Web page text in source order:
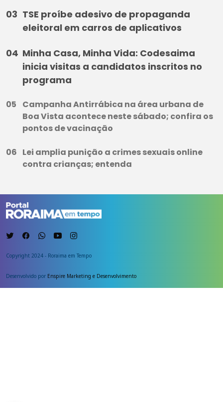
TSE proíbe adesivo de propaganda
eleitoral em carros de aplicativos
Minha Casa, Minha Vida: Codesaima
inicia visitas a candidatos inscritos no
programa
Campanha Antirrábica na área urbana de
Boa Vista acontece neste sábado; confira os
pontos de vacinação
Lei amplia punição a crimes sexuais online
contra crianças; entenda
Copyright 2024 - Roraima em Tempo
Desenvolvido por Enspire Marketing e Desenvolvimento